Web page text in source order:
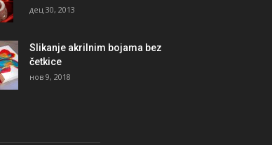
дец 30, 2013
Slikanje akrilnim bojama bez
četkice
нов 9, 2018